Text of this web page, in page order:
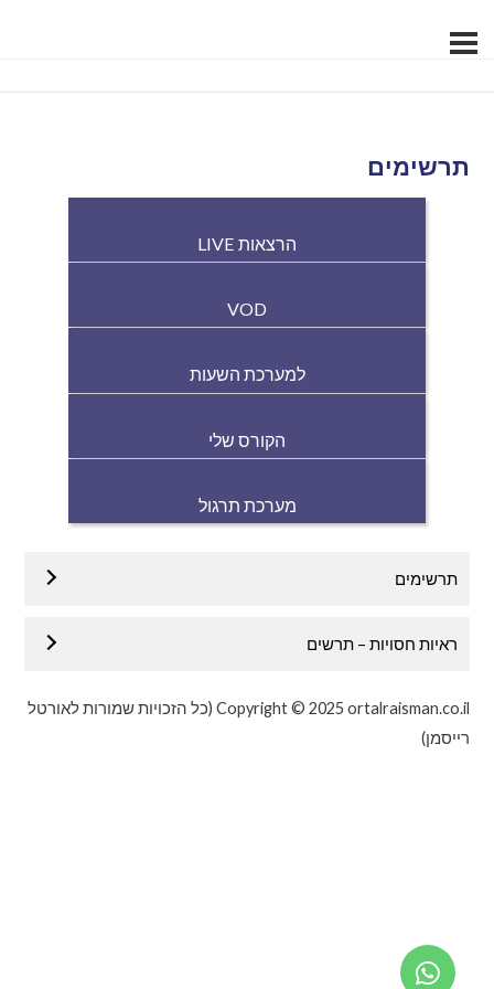
תרשימים
הרצאות LIVE
VOD
למערכת השעות
הקורס שלי
מערכת תרגול
תרשימים
ראיות חסויות – תרשים
Copyright © 2025 ortalraisman.co.il (כל הזכויות שמורות לאורטל
רייסמן)